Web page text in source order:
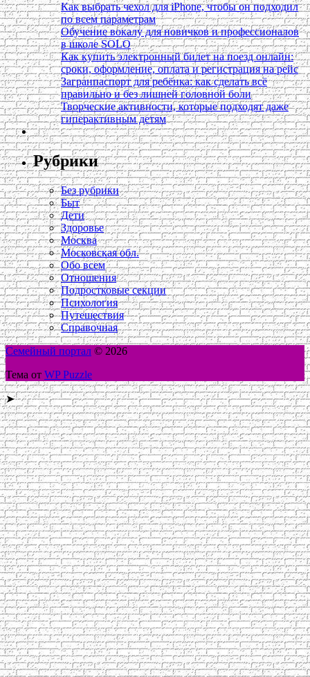
Как выбрать чехол для iPhone, чтобы он подходил
по всем параметрам
Обучение вокалу для новичков и профессионалов
в школе SOLO
Как купить электронный билет на поезд онлайн:
сроки, оформление, оплата и регистрация на рейс
Загранпаспорт для ребёнка: как сделать всё
правильно и без лишней головной боли
Творческие активности, которые подходят даже
гиперактивным детям
Рубрики
Без рубрики
Быт
Дети
Здоровье
Москва
Московская обл.
Обо всем
Отношения
Подростковые секции
Психология
Путешествия
Справочная
Семейный портал © 2026
Тема от WP Puzzle
➤